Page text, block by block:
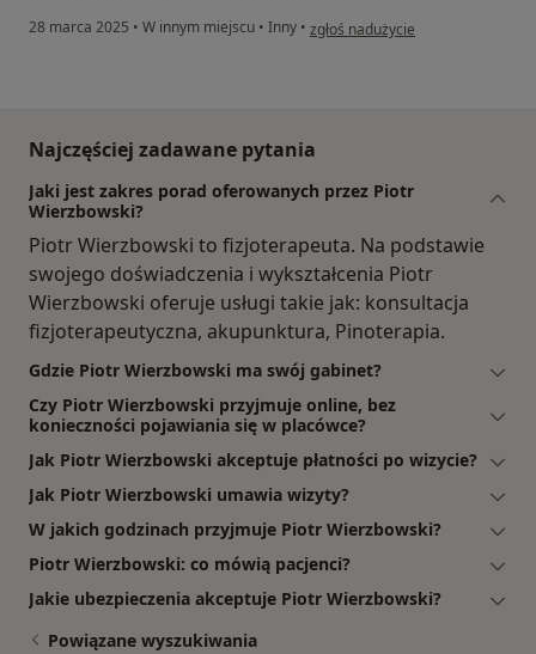
28 marca 2025 • W innym miejscu • Inny • w opinii użytkownika Weronika
zgłoś nadużycie
Najczęściej zadawane pytania
Jaki jest zakres porad oferowanych przez Piotr
Wierzbowski?
Piotr Wierzbowski to fizjoterapeuta. Na podstawie
swojego doświadczenia i wykształcenia Piotr
Wierzbowski oferuje usługi takie jak: konsultacja
fizjoterapeutyczna, akupunktura, Pinoterapia.
Gdzie Piotr Wierzbowski ma swój gabinet?
Czy Piotr Wierzbowski przyjmuje online, bez
konieczności pojawiania się w placówce?
Jak Piotr Wierzbowski akceptuje płatności po wizycie?
Jak Piotr Wierzbowski umawia wizyty?
W jakich godzinach przyjmuje Piotr Wierzbowski?
Piotr Wierzbowski: co mówią pacjenci?
Jakie ubezpieczenia akceptuje Piotr Wierzbowski?
Powiązane wyszukiwania